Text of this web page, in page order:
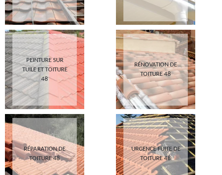
PEINTURE SUR
TUILE ET TOITURE
48
RÉNOVATION DE
TOITURE 48
RÉPARATION DE
TOITURE 48
URGENCE FUITE DE
TOITURE 48